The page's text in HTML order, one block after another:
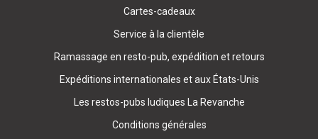
Cartes-cadeaux
Service à la clientèle
Ramassage en resto-pub, expédition et retours
Expéditions internationales et aux États-Unis
Les restos-pubs ludiques La Revanche
Conditions générales